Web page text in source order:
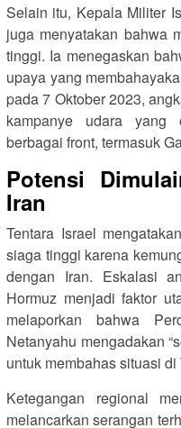
Selain itu, Kepala Militer
juga menyatakan bahwa
tinggi. Ia menegaskan
upaya yang
pada 7 Oktober 2023,
kampanye udara yang
berbagai front, termasuk
Potensi
Iran
Tentara Israel
siaga tinggi karena
dengan Iran. Eskalasi
Hormuz menjadi faktor
melaporkan bahwa
Netanyahu mengadakan
untuk membahas situasi di
Ketegangan regional
melancarkan serangan